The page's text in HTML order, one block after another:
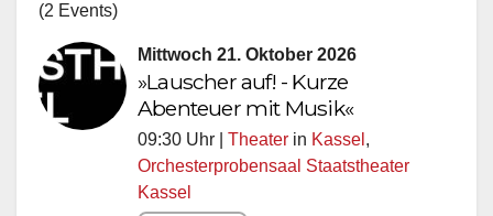
(2 Events)
Mittwoch 21. Oktober 2026
»Lauscher auf! - Kurze
Abenteuer mit Musik«
09:30 Uhr | Theater in Kassel ,
Orchesterprobensaal Staatstheater
Kassel